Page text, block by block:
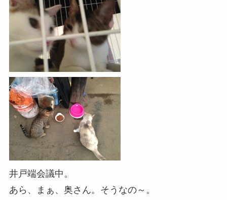
井戸端会議中。
あら、まぁ、奥さん。そうなの～。